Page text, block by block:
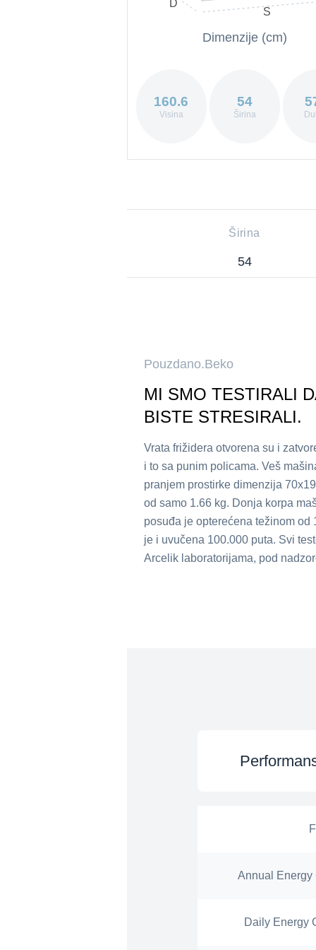
D
S
Dimenzije (cm)
160.6
Visina
54
Širina
Širina
54
Pouzdano.Beko
MI SMO TESTIRALI
BISTE STRESIRALI.
Vrata frižidera otvorena su i
i to sa punim policama. Veš
pranjem prostirke dimenzija
od samo 1.66 kg. Donja korpa
posuđa je opterećena težinom od
je i uvučena 100.000 puta. Svi
Arcelik laboratorijama, pod
Annual Energy
Daily Energy